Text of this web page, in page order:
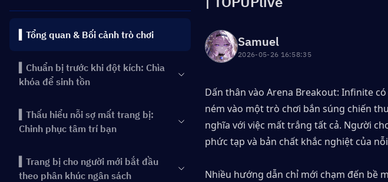
▍Tổng quan & Bối cảnh trò chơi
▍Chuẩn bị trước khi đột kích: Chìa
khóa để sinh tồn
▍Thấu hiểu nỗi sợ mất trang bị:
Chinh phục tâm trí bạn
▍Trang bị cho người mới bắt đầu
theo phân khúc ngân sách
Samuel
2026-05-26 16:58:35
Dấn thân vào Arena Breakout: Infinite
ném vào một trò chơi bắn súng chiến
nghĩa với việc mất trắng tất cả. Người
phức tạp và bản chất khắc nghiệt của
Nhiều hướng dẫn chỉ mới chạm đến bề